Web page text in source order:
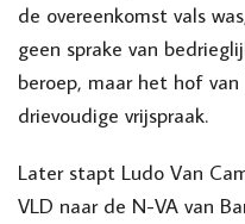
de overeenkomst vals
geen sprake van
beroep, maar het hof
drievoudige vrijspraak.
Later stapt Ludo Van
VLD naar de N-VA van